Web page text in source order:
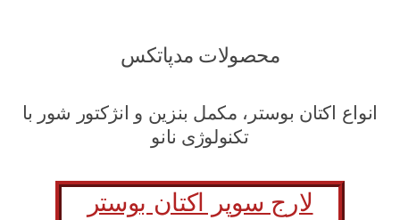
محصولات مدپاتکس
انواع اکتان بوستر، مکمل بنزین و انژکتور شور با
تکنولوژی نانو
لارج سوپر اکتان بوستر